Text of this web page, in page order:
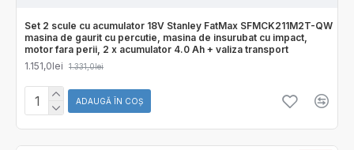
Set 2 scule cu acumulator 18V Stanley FatMax SFMCK211M2T-QW
masina de gaurit cu percutie, masina de insurubat cu impact,
motor fara perii, 2 x acumulator 4.0 Ah + valiza transport
1.151,0lei
1.331,0lei
ADAUGĂ ÎN COŞ